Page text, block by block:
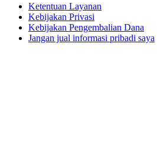
Ketentuan Layanan
Kebijakan Privasi
Kebijakan Pengembalian Dana
Jangan jual informasi pribadi saya